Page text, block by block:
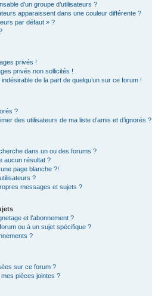
d’un groupe d’utilisateurs ?
apparaissent dans une couleur différente ?
par défaut » ?
privés !
privés non sollicités !
de la part de quelqu’un sur ce forum !
?
des utilisateurs de ma liste d’amis et d’ignorés ?
dans un ou des forums ?
aucun résultat ?
page blanche ?!
?
messages et sujets ?
et l’abonnement ?
ou à un sujet spécifique ?
?
sur ce forum ?
pièces jointes ?